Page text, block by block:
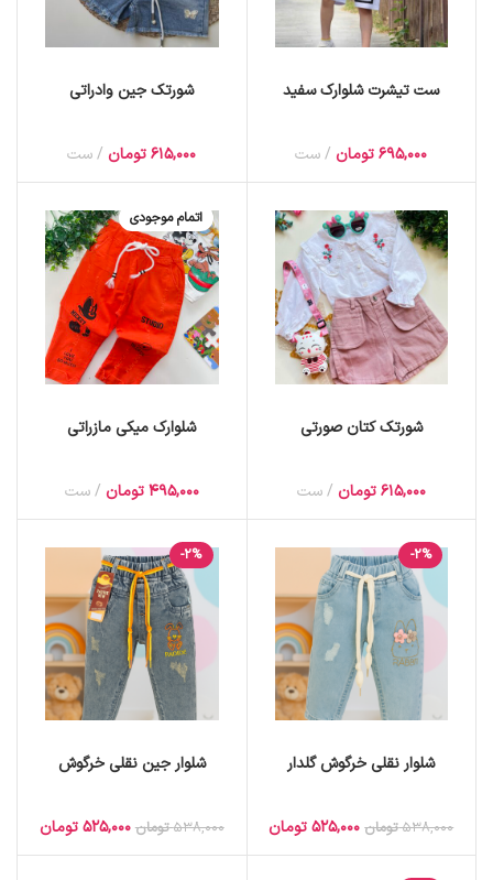
ست تیشرت شلوارک سفید
695,000 تومان ست
شورتک جین وادراتی
615,000 تومان ست
شورتک کتان صورتی
615,000 تومان ست
اتمام موجودی
شلوارک میکی مازراتی
495,000 تومان ست
-2%
شلوار نقلی خرگوش گلدار
538,000 تومان 525,000 تومان
-2%
شلوار جین نقلی خرگوش
538,000 تومان 525,000 تومان